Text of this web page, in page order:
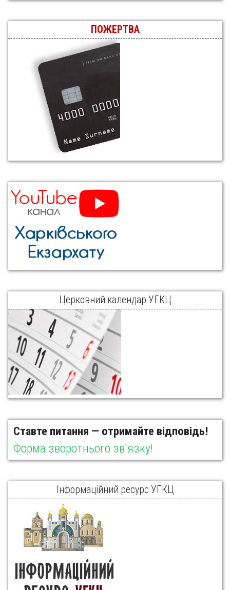
ПОЖЕРТВА
Церковний календар УГКЦ
Ставте питання — отримайте відповідь!
Форма зворотнього зв'язку!
Інформаційний ресурс УГКЦ